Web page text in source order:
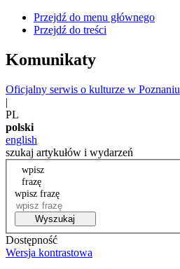
Przejdź do menu głównego
Przejdź do treści
Komunikaty
Oficjalny serwis o kulturze w Poznaniu
|
PL
polski
english
szukaj artykułów i wydarzeń
wpisz
frazę
wpisz frazę
Wyszukaj
Dostępność
Wersja kontrastowa